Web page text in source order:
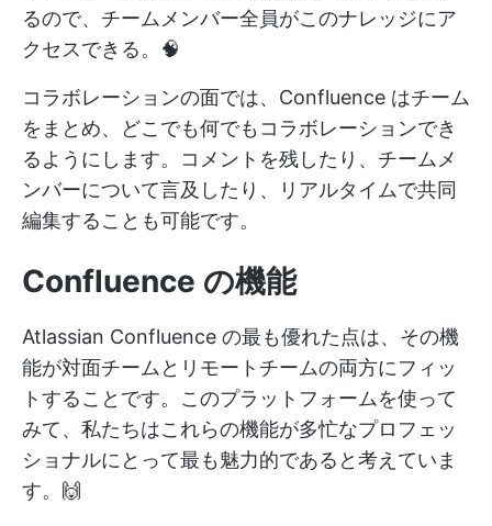
るので、チームメンバー全員がこのナレッジにア
クセスできる。🧠
コラボレーションの面では、Confluence はチーム
をまとめ、どこでも何でもコラボレーションでき
るようにします。コメントを残したり、チームメ
ンバーについて言及したり、リアルタイムで共同
編集することも可能です。
Confluence の機能
Atlassian Confluence の最も優れた点は、その機
能が対面チームとリモートチームの両方にフィッ
トすることです。このプラットフォームを使って
みて、私たちはこれらの機能が多忙なプロフェッ
ショナルにとって最も魅力的であると考えていま
す。🙌